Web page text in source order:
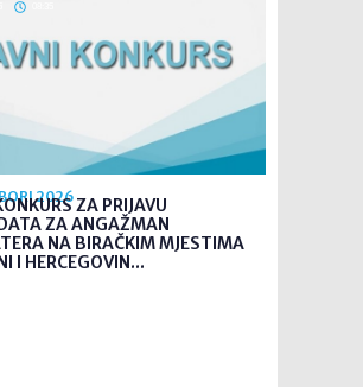
2026ZA PRIJAVU
ZA ANGAŽMAN
NA BIRAČKIM MJESTIMA
I HERCEGOVIN...